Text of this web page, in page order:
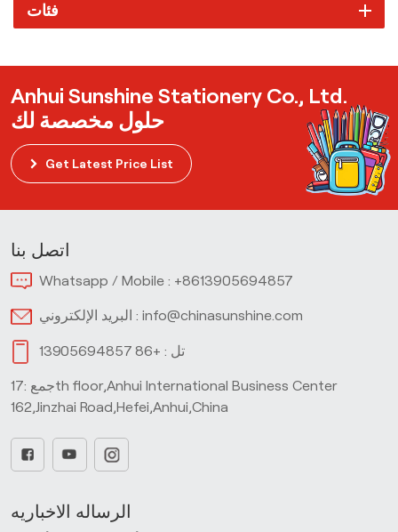
فئات
Anhui Sunshine Stationery Co., Ltd.
حلول مخصصة لك
Get Latest Price List
اتصل بنا
Whatsapp / Mobile : +8613905694857
البريد الإلكتروني : info@chinasunshine.com
تل : +86 13905694857
جمع :17th floor,Anhui International Business Center
162,Jinzhai Road,Hefei,Anhui,China
الرساله الاخباريه